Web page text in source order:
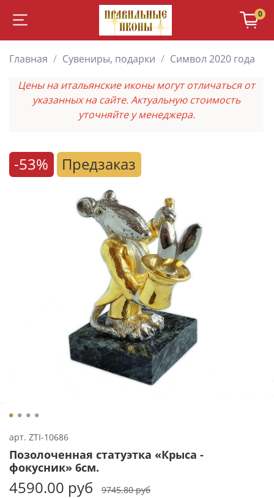
0
Главная Сувениры, подарки
Символ 2020 года
Цены на итальянские иконы могут отличаться от
указанных на сайте. Актуальную стоимость
уточняйте у менеджера.
-53% Предзаказ
арт. ZTI-10686
Позолоченная статуэтка «Крыса -
фокусник» 6см.
4590.00 руб 9745.80 руб